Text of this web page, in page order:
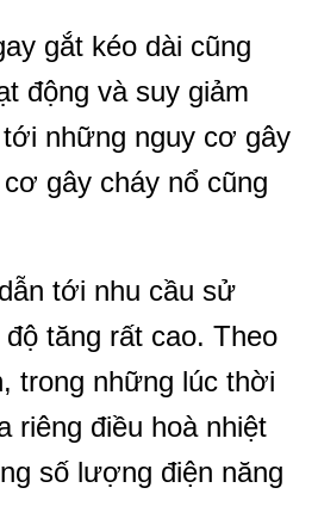
gắt kéo dài cũng
động và suy giảm
những nguy cơ gây
gây cháy nổ cũng
tới nhu cầu sử
tăng rất cao. Theo
trong những lúc thời
riêng điều hoà nhiệt
số lượng điện năng